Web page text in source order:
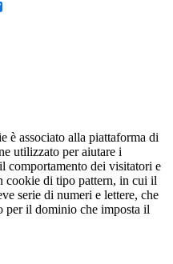
è associato alla piattaforma di
utilizzato per aiutare i
comportamento dei visitatori e
cookie di tipo pattern, in cui il
serie di numeri e lettere, che
per il dominio che imposta il